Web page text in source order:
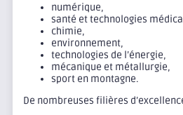
numérique,
santé et technologies
chimie,
environnement,
technologies de l’énergie,
mécanique et métallurgie,
sport en montagne.
De nombreuses filières